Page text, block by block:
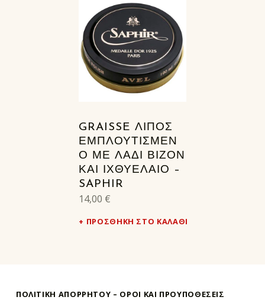
GRAISSE ΛΊΠΟΣ
ΕΜΠΛΟΥΤΙΣΜΈΝ
Ο ΜΕ ΛΆΔΙ ΒΙΖΌΝ
ΚΑΙ ΙΧΘΥΈΛΑΙΟ –
SAPHIR
14,00 €
ΠΡΟΣΘΉΚΗ ΣΤΟ ΚΑΛΆΘΙ
ΠΟΛΙΤΙΚΗ ΑΠΟΡΡΗΤΟΥ – ΌΡΟΙ ΚΑΙ ΠΡΟΥΠΟΘΕΣΕΙΣ